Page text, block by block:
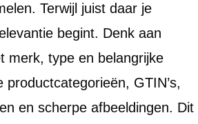
Terwijl juist daar je
begint. Denk aan
merk, type en belangrijke
productcategorieën, GTIN’s,
en scherpe afbeeldingen. Dit